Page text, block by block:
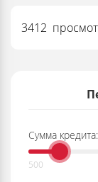
Сумма кредита:
3412